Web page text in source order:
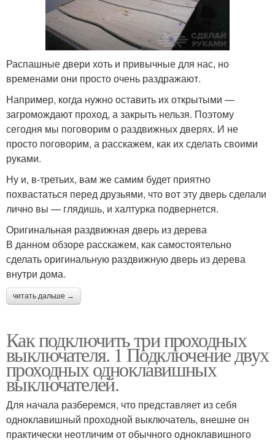
Распашные двери хоть и привычные для нас, но
временами они просто очень раздражают.
Например, когда нужно оставить их открытыми —
загромождают проход, а закрыть нельзя. Поэтому
сегодня мы поговорим о раздвижных дверях. И не
просто поговорим, а расскажем, как их сделать своими
руками.
Ну и, в-третьих, вам же самим будет приятно
похвастаться перед друзьями, что вот эту дверь сделали
лично вы — глядишь, и халтурка подвернется.
Оригинальная раздвижная дверь из дерева
В данном обзоре расскажем, как самостоятельно
сделать оригинальную раздвижную дверь из дерева
внутри дома.
читать дальше →
Как подключить три проходных
выключателя. 1 Подключение двух
проходных одноклавишных
выключателей.
Для начала разберемся, что представляет из себя
одноклавишный проходной выключатель, внешне он
практически неотличим от обычного одноклавишного